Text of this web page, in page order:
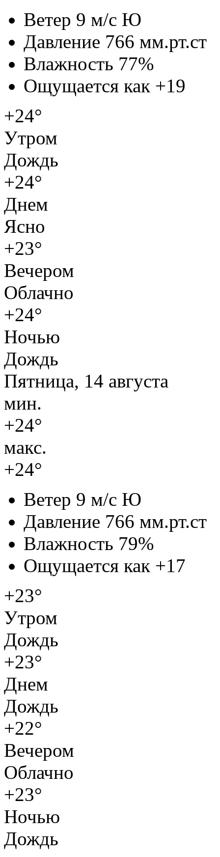
Ветер 9 м/с Ю
Давление 766 мм.рт.ст
Влажность 77%
Ощущается как +19
+24°
Утром
Дождь
+24°
Днем
Ясно
+23°
Вечером
Облачно
+24°
Ночью
Дождь
Пятница, 14 августа
мин.
+24°
макс.
+24°
Ветер 9 м/с Ю
Давление 766 мм.рт.ст
Влажность 79%
Ощущается как +17
+23°
Утром
Дождь
+23°
Днем
Дождь
+22°
Вечером
Облачно
+23°
Ночью
Дождь